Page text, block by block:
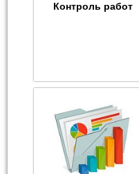
Контроль работ